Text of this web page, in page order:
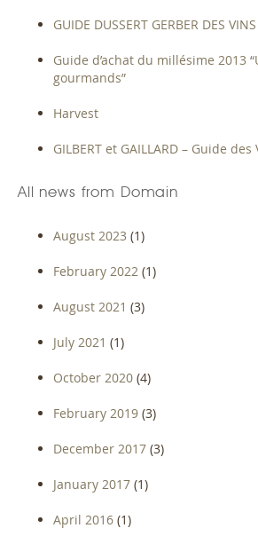
GUIDE DUSSERT GERBER DES
Guide d’achat du millésime 2013
gourmands”
Harvest
GILBERT et GAILLARD – Guide des
All news from Domain
August 2023 (1)
February 2022 (1)
August 2021 (3)
July 2021 (1)
October 2020 (4)
February 2019 (3)
December 2017 (3)
January 2017 (1)
April 2016 (1)